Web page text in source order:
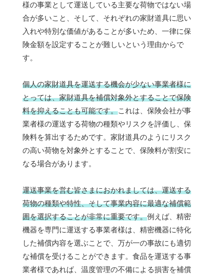
様の事業として運送している主要な荷物ではない場
合が多いこと、そして、それぞれの家財道具に思い
入れや特別な価値があることが多いため、一律に保
険金額を設定することが難しいという理由からで
す。
個人の家財道具を運送する機会が少ない事業者様に
とっては、家財道具を補償対象外とすることで保険
料を抑えることも可能です。これは、保険会社が事
業者様の運送する荷物の種類やリスクを評価し、保
険料を算出するためです。家財道具のようにリスク
の高い荷物を対象外とすることで、保険料が割安に
なる場合があります。
運送事業を営む皆さまにおかれましては、運送する
荷物の種類や特性、そして事業内容に最適な補償範
囲を選択することが非常に重要です。例えば、精密
機器を専門に運送する事業者様は、精密機器に特化
した補償内容を選ぶことで、万が一の事故にも適切
な補償を受けることができます。食品を運送する事
業者様であれば、温度管理の不備による損害を補償